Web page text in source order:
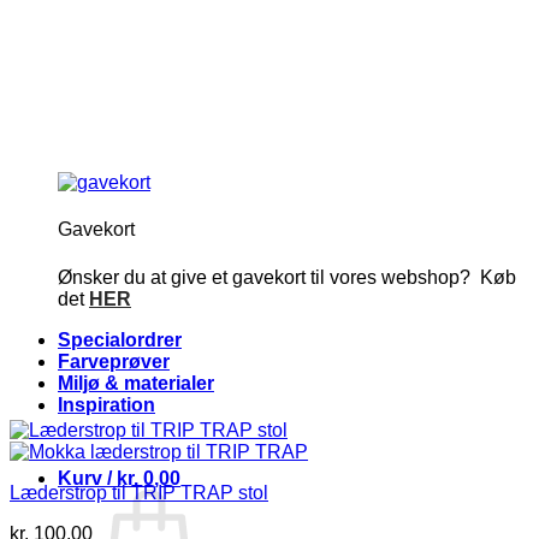
Gavekort
Ønsker du at give et gavekort til vores webshop? Køb
det HER
Specialordrer
Farveprøver
Miljø & materialer
Inspiration
Kurv / kr. 0,00
Læderstrop til TRIP TRAP stol
kr. 100,00